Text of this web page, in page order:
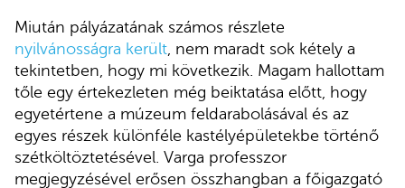
Miután pályázatának számos részlete
nyilvánosságra került, nem maradt sok kétely a
tekintetben, hogy mi következik. Magam hallottam
tőle egy értekezleten még beiktatása előtt, hogy
egyetértene a múzeum feldarabolásával és az
egyes részek különféle kastélyépületekbe történő
szétköltöztetésével. Varga professzor
megjegyzésével erősen összhangban a főigazgató